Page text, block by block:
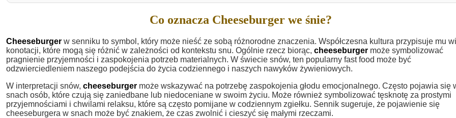
Co oznacza Cheeseburger we śnie?
Cheeseburger w senniku to symbol, który może nieść ze sobą różnorodne znaczenia. Współczesna kultura przypisuje mu
konotacji, które mogą się różnić w zależności od kontekstu snu. Ogólnie rzecz biorąc, cheeseburger może symbolizować
pragnienie przyjemności i zaspokojenia potrzeb materialnych. W świecie snów, ten popularny fast food może być
odzwierciedleniem naszego podejścia do życia codziennego i naszych nawyków żywieniowych.
W interpretacji snów, cheeseburger może wskazywać na potrzebę zaspokojenia głodu emocjonalnego. Często pojawia się
snach osób, które czują się zaniedbane lub niedoceniane w swoim życiu. Może również symbolizować tęsknotę za prostymi
przyjemnościami i chwilami relaksu, które są często pomijane w codziennym zgiełku. Sennik sugeruje, że pojawienie się
cheeseburgera w snach może być znakiem, że czas zwolnić i cieszyć się małymi rzeczami.